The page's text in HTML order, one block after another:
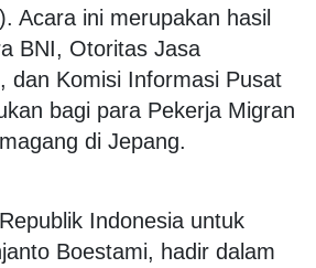
Acara ini merupakan hasil
BNI, Otoritas Jasa
dan Komisi Informasi Pusat
bagi para Pekerja Migran
di Jepang.
Indonesia untuk
Boestami, hadir dalam